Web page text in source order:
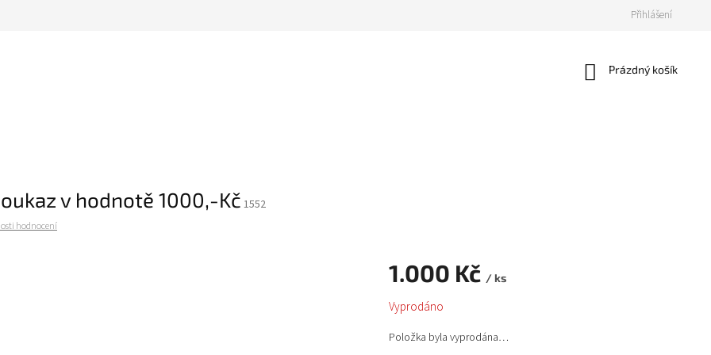
Přihlášení
Nákupní
Prázdný košík
v hodnotě 1000,-Kč 1552
hodnocení
1.000 Kč / ks
Měrná
cena:
Vyprodáno
Položka byla vyprodána…